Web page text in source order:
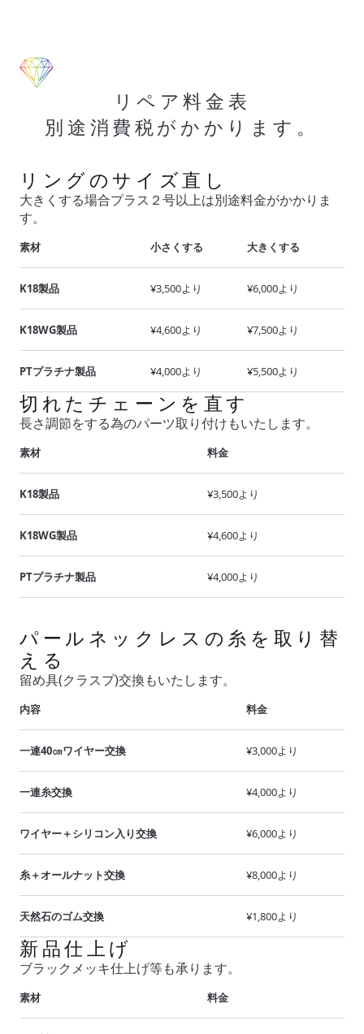
リペア料金表
別途消費税がかかります。
リングのサイズ直し
大きくする場合プラス２号以上は別途料金がかかりま
す。
素材 小さくする 大きくする
K18製品 ¥3,500より ¥6,000より
K18WG製品 ¥4,600より ¥7,500より
PTプラチナ製品 ¥4,000より ¥5,500より
切れたチェーンを直す
長さ調節をする為のパーツ取り付けもいたします。
素材 料金
K18製品 ¥3,500より
K18WG製品 ¥4,600より
PTプラチナ製品 ¥4,000より
パールネックレスの糸を取り替
える
留め具(クラスプ)交換もいたします。
内容 料金
一連40㎝ワイヤー交換 ¥3,000より
一連糸交換 ¥4,000より
ワイヤー＋シリコン入り交換 ¥6,000より
糸＋オールナット交換 ¥8,000より
天然石のゴム交換 ¥1,800より
新品仕上げ
ブラックメッキ仕上げ等も承ります。
素材 料金